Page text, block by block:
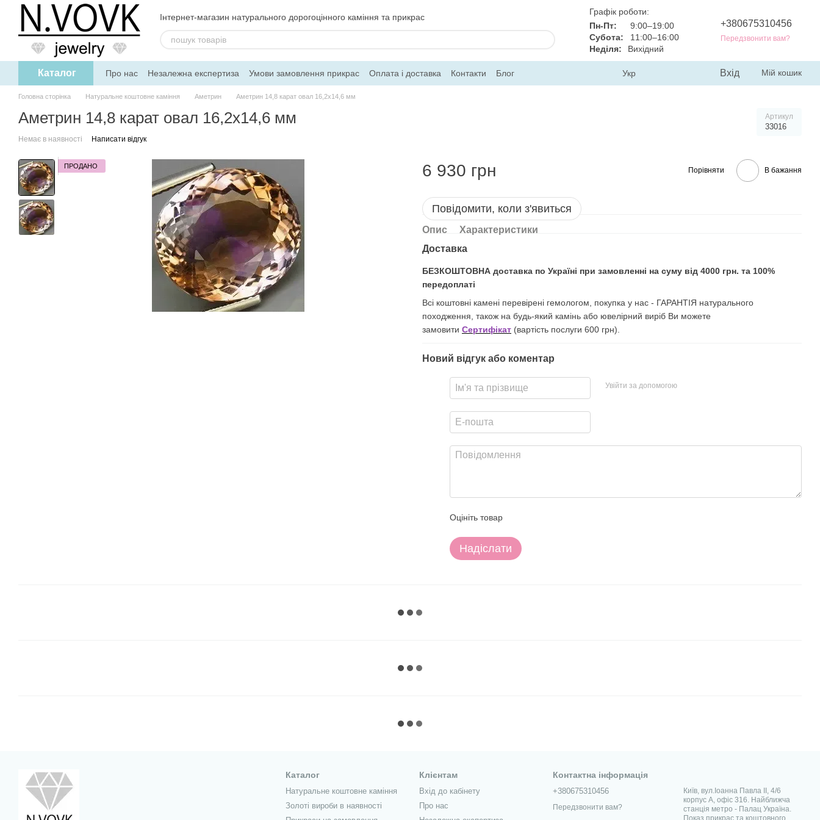
Перейти до основного контенту
Інтернет-магазин натурального дорогоцінного каміння та прикрас
Графік роботи:
Пн-Пт:
9:00–19:00
Субота:
11:00–16:00
Неділя:
Вихідний
+380675310456
Передзвонити вам?
Каталог Про нас Незалежна експертиза Умови замовлення прикрас Оплата і доставка Контакти
Блог
Дисконтна програма
Укр Вхід Мій кошик
Головна сторінка Натуральне коштовне каміння Аметрин Аметрин 14,8 карат овал 16,2х14,6 мм
Аметрин 14,8 карат овал 16,2х14,6 мм Артикул
33016
Немає в наявності Написати відгук
ПРОДАНО 6 930 грн Порівняти В бажання
Повідомити, коли з'явиться
Опис
Характеристики
Доставка
БЕЗКОШТОВНА доставка по Україні при замовленні на суму від 4000 грн. та 100%
передоплаті
Всі коштовні камені перевірені гемологом, покупка у нас - ГАРАНТІЯ натурального
походження, також на будь-який камінь або ювелірний виріб Ви можете
замовити Сертифікат (вартість послуги 600 грн).
Новий відгук або коментар
Увійти за допомогою
Оцініть товар
Надіслати
Каталог
Натуральне коштовне каміння
Золоті вироби в наявності
Клієнтам
Вхід до кабінету
Про нас
Контактна інформація
+380675310456
Передзвонити вам?
Київ, вул.Іоанна Павла II, 4/6
корпус А, офіс 316. Найближча
станція метро - Палац Україна.
Показ прикрас та коштовного